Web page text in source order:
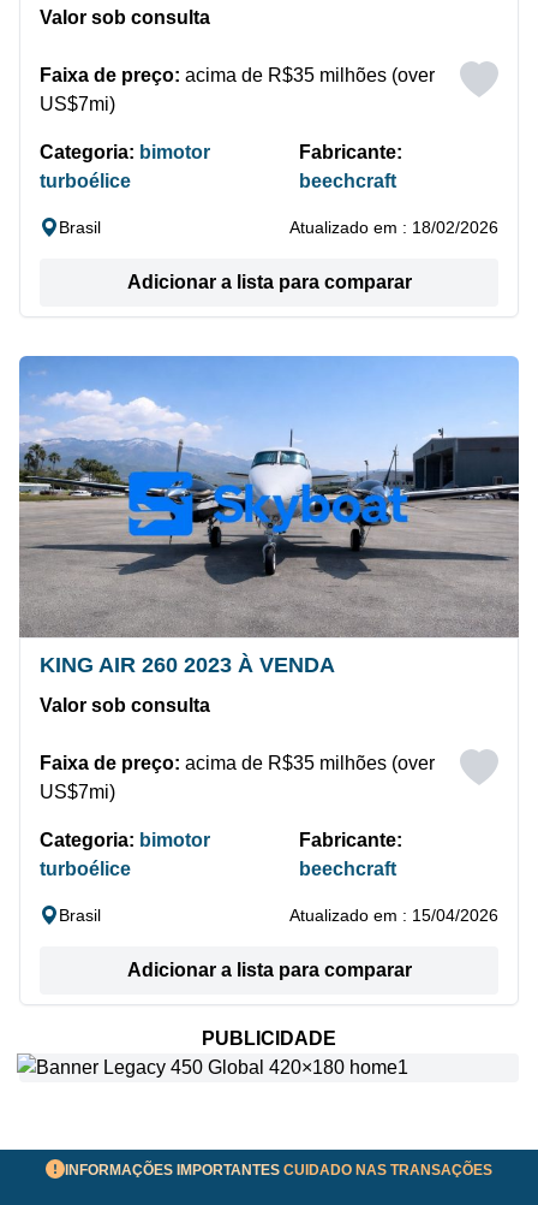
Valor sob consulta
Faixa de preço: acima de R$35 milhões (over
US$7mi)
Categoria: bimotor
turboélice
Fabricante:
beechcraft
Brasil Atualizado em : 18/02/2026
Adicionar a lista para comparar
KING AIR 260 2023 À VENDA
Valor sob consulta
Faixa de preço: acima de R$35 milhões (over
US$7mi)
Categoria: bimotor
turboélice
Fabricante:
beechcraft
Brasil Atualizado em : 15/04/2026
Adicionar a lista para comparar
PUBLICIDADE
INFORMAÇÕES IMPORTANTES CUIDADO NAS TRANSAÇÕES